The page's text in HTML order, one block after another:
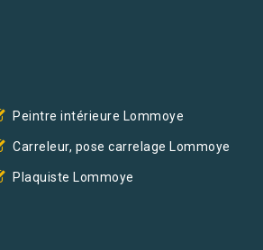
Peintre intérieure Lommoye
Carreleur, pose carrelage Lommoye
Plaquiste Lommoye